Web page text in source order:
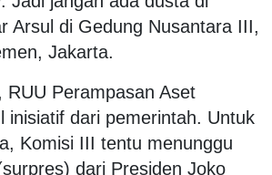
Arsul di Gedung Nusantara III,
Jakarta.
RUU Perampasan Aset
inisiatif dari pemerintah. Untuk
Komisi III tentu menunggu
dari Presiden Joko